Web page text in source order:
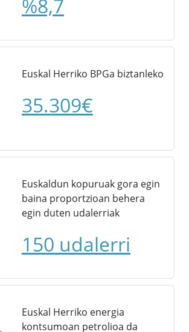
%8,7
Euskal Herriko BPGa biztanleko
35.309€
Euskaldun kopuruak gora egin
baina proportzioan behera
egin duten udalerriak
150 udalerri
Euskal Herriko energia
kontsumoan petrolioa da